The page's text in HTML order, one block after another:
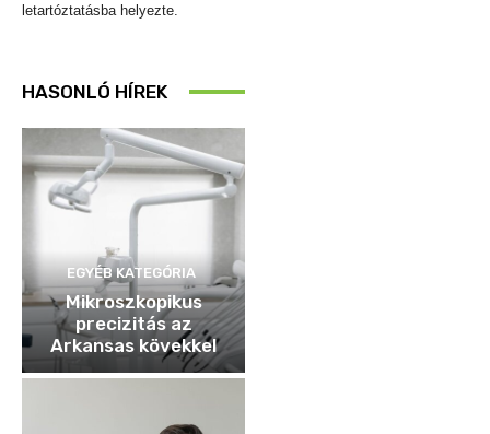
letartóztatásba helyezte.
HASONLÓ HÍREK
EGYÉB KATEGÓRIA
Mikroszkopikus
precizitás az
Arkansas kövekkel